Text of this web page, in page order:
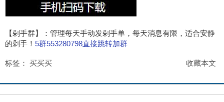
【剁手群】：管理每天手动发剁手单，每天消息有限，适合安静
的剁手！ 5群553280798直接跳转加群
收藏本文
标签： 买买买